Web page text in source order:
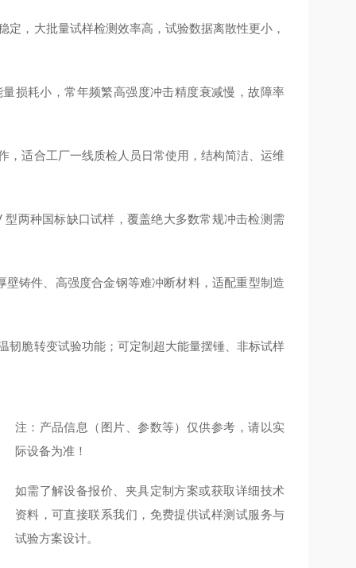
，大批量试样检测效率高，试验数据离散性更小，
损耗小，常年频繁高强度冲击精度衰减慢，故障率
，适合工厂一线质检人员日常使用，结构简洁、运维
两种国标缺口试样，覆盖绝大多数常规冲击检测需
铸件、高强度合金钢等难冲断材料，适配重型制造
韧脆转变试验功能；可定制超大能量摆锤、非标试样
注：产品信息（图片、参数等）仅供参考，请以实
际设备为准！
如需了解设备报价、夹具定制方案或获取详细技术
资料，可直接联系我们，免费提供试样测试服务与
试验方案设计。